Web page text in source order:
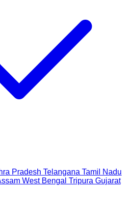
Pradesh Telangana Tamil Nadu
West Bengal Tripura Gujarat